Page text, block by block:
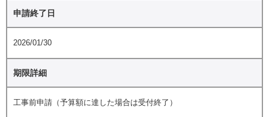
申請終了日
2026/01/30
期限詳細
工事前申請（予算額に達した場合は受付終了）